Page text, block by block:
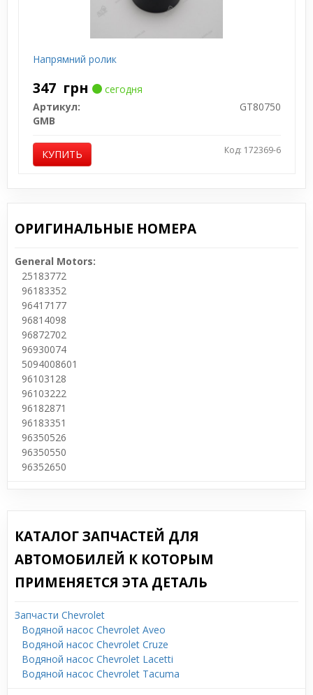
Напрямний ролик
347 грн
сегодня
Артикул:
GT80750
GMB
КУПИТЬ Код: 172369-6
ОРИГИНАЛЬНЫЕ НОМЕРА
General Motors:
25183772
96183352
96417177
96814098
96872702
96930074
5094008601
96103128
96103222
96182871
96183351
96350526
96350550
96352650
КАТАЛОГ ЗАПЧАСТЕЙ ДЛЯ
АВТОМОБИЛЕЙ К КОТОРЫМ
ПРИМЕНЯЕТСЯ ЭТА ДЕТАЛЬ
Запчасти Chevrolet
Водяной насос Chevrolet Aveo
Водяной насос Chevrolet Cruze
Водяной насос Chevrolet Lacetti
Водяной насос Chevrolet Tacuma